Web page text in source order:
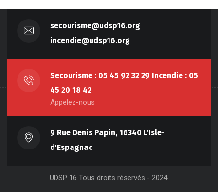
secourisme@udsp16.org
incendie@udsp16.org
Secourisme : 05 45 92 32 29 Incendie : 05
45 20 18 42
Appelez-nous
9 Rue Denis Papin, 16340 L'Isle-
d'Espagnac
UDSP 16 Tous droits réservés - 2024.